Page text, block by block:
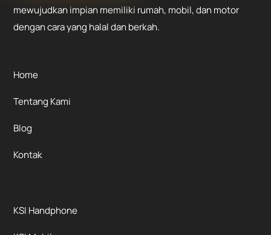
mewujudkan impian memiliki rumah, mobil, dan motor
dengan cara yang halal dan berkah.
Home
Tentang Kami
Blog
Kontak
KSI Handphone